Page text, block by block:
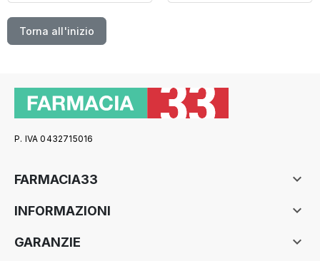
Torna all'inizio
P. IVA 0432715016
FARMACIA33 
INFORMAZIONI 
GARANZIE 